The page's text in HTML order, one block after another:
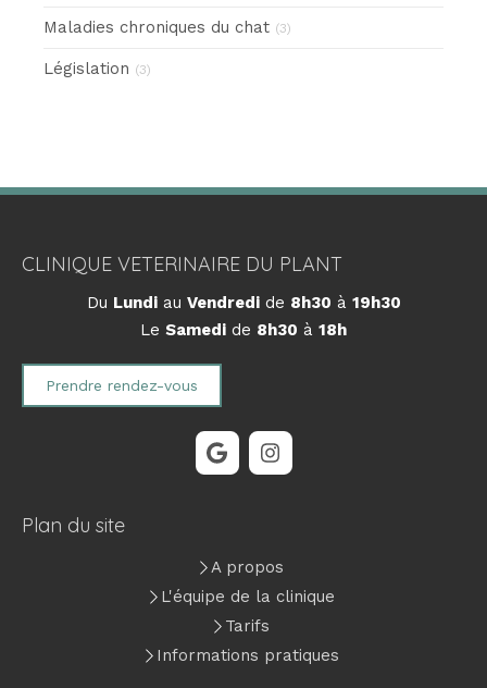
Maladies chroniques du chat (3)
Législation (3)
CLINIQUE VETERINAIRE DU PLANT
Du Lundiau Vendredide 8h30 à 19h30
Le Samedi de 8h30 à 18h
Prendre rendez-vous
Plan du site
A propos
L'équipe de la clinique
Tarifs
Informations pratiques